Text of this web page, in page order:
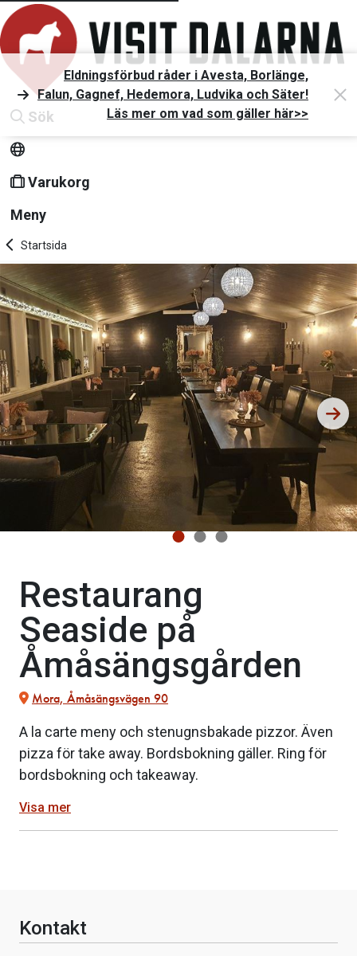
Sök
Varukorg
Meny
Eldningsförbud råder i Avesta, Borlänge,
Falun, Gagnef, Hedemora, Ludvika och Säter!
Läs mer om vad som gäller här>>
Startsida
Restaurang
Seaside på
Åmåsängsgården
Mora, Åmåsängsvägen 90
A la carte meny och stenugnsbakade pizzor. Även
pizza för take away. Bordsbokning gäller. Ring för
bordsbokning och takeaway.
Visa mer
Kontakt